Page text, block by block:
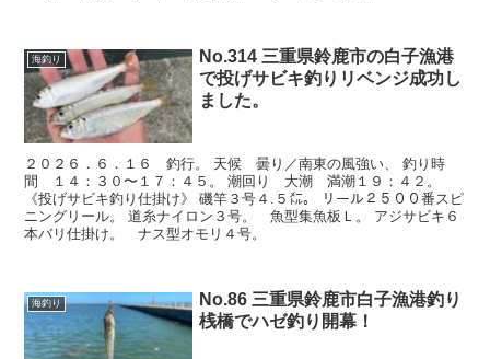
海釣り
No.314 三重県鈴鹿市の白子漁港
で投げサビキ釣りリベンジ成功し
ました。
２０２６．６．１６ 釣行。 天候 曇り／南東の風強い、 釣り時
間 １４：３０〜１７：４５。 潮回り 大潮 満潮１９：４２。
《投げサビキ釣り仕掛け》 磯竿３号４.５㍍。 リール２５００番スピ
ニングリール。 道糸ナイロン３号。 魚型集魚板Ｌ。 アジサビキ６
本バリ仕掛け。 ナス型オモリ４号。
海釣り
No.86 三重県鈴鹿市白子漁港釣り
桟橋でハゼ釣り開幕！